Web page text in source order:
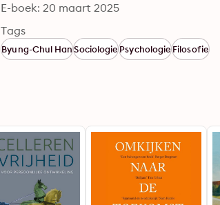
E-boek: 20 maart 2025
Tags
Byung-Chul HanSociologiePsychologieFilosofie